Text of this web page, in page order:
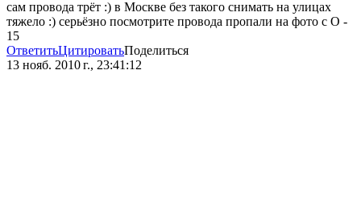
сам провода трёт :) в Москве без такого снимать на улицах
тяжело :) серьёзно посмотрите провода пропали на фото с О -
15
ОтветитьЦитироватьПоделиться
13 нояб. 2010 г., 23:41:12